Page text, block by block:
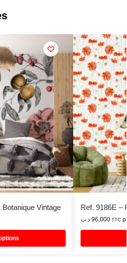
Vintage Ref. 9186E –
96,000 د.ت TTC